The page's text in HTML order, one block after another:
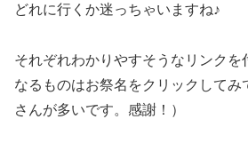
どれに行くか迷っちゃいますね♪
それぞれわかりやすそうなリンクを
なるものはお祭名をクリックしてみ
さんが多いです。感謝！）